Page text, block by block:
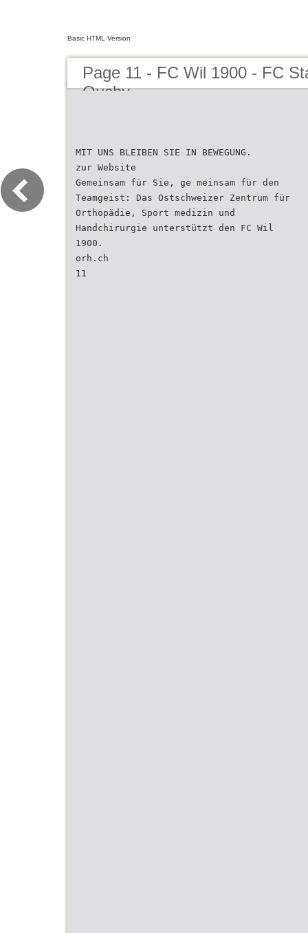
Basic HTML Version
Page 11 - FC Wil 1900 - FC
Ouchy
MIT UNS BLEIBEN SIE IN BEWEGUNG.
zur Website
Gemeinsam für Sie, ge­ meinsam für den
Teamgeist: Das Ostschweizer Zentrum für
Orthopädie, Sport­ medizin und
Handchirurgie unterstützt den FC Wil
1900.
orh.ch
11